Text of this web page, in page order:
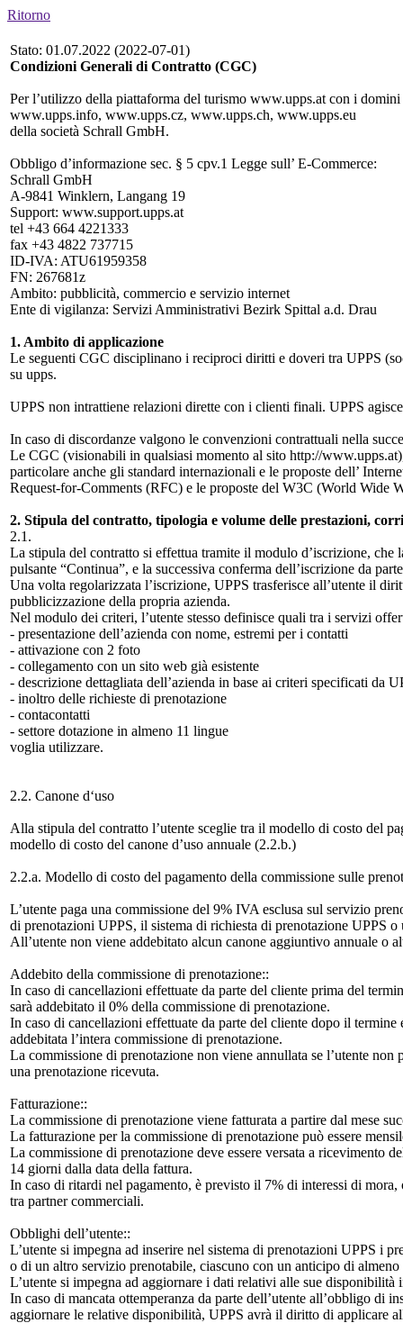
Ritorno
Stato: 01.07.2022 (2022-07-01)
Condizioni Generali di Contratto (CGC)
Per l’utilizzo della piattaforma del turismo www.upps.at con i
www.upps.info, www.upps.cz, www.upps.ch, www.upps.eu
della società Schrall GmbH.
Obbligo d’informazione sec. § 5 cpv.1 Legge sull’ E-Commerce:
Schrall GmbH
A-9841 Winklern, Langang 19
Support: www.support.upps.at
tel +43 664 4221333
fax +43 4822 737715
ID-IVA: ATU61959358
FN: 267681z
Ambito: pubblicità, commercio e servizio internet
Ente di vigilanza: Servizi Amministrativi Bezirk Spittal a.d. Drau
1. Ambito di applicazione
Le seguenti CGC disciplinano i reciproci diritti e doveri tra UPPS
su upps.
UPPS non intrattiene relazioni dirette con i clienti finali. UPPS
In caso di discordanze valgono le convenzioni contrattuali nella
Le CGC (visionabili in qualsiasi momento al sito http://
particolare anche gli standard internazionali e le proposte dell’
Request-for-Comments (RFC) e le proposte del W3C (World Wide
2. Stipula del contratto, tipologia e volume delle prestazioni,
2.1.
La stipula del contratto si effettua tramite il modulo d’iscrizione,
pulsante “Continua”, e la successiva conferma dell’iscrizione da
Una volta regolarizzata l’iscrizione, UPPS trasferisce all’utente il
pubblicizzazione della propria azienda.
Nel modulo dei criteri, l’utente stesso definisce quali tra i servizi
- presentazione dell’azienda con nome, estremi per i contatti
- attivazione con 2 foto
- collegamento con un sito web già esistente
- descrizione dettagliata dell’azienda in base ai criteri specificati da
- inoltro delle richieste di prenotazione
- contacontatti
- settore dotazione in almeno 11 lingue
voglia utilizzare.
2.2. Canone d‘uso
Alla stipula del contratto l’utente sceglie tra il modello di costo del
modello di costo del canone d’uso annuale (2.2.b.)
2.2.a. Modello di costo del pagamento della commissione sulle
L’utente paga una commissione del 9% IVA esclusa sul servizio
di prenotazioni UPPS, il sistema di richiesta di prenotazione UPPS o
All’utente non viene addebitato alcun canone aggiuntivo annuale o
Addebito della commissione di prenotazione::
In caso di cancellazioni effettuate da parte del cliente prima del
sarà addebitato il 0% della commissione di prenotazione.
In caso di cancellazioni effettuate da parte del cliente dopo il
addebitata l’intera commissione di prenotazione.
La commissione di prenotazione non viene annullata se l’utente
una prenotazione ricevuta.
Fatturazione::
La commissione di prenotazione viene fatturata a partire dal mese
La fatturazione per la commissione di prenotazione può essere
La commissione di prenotazione deve essere versata a ricevimento
14 giorni dalla data della fattura.
In caso di ritardi nel pagamento, è previsto il 7% di interessi di
tra partner commerciali.
Obblighi dell’utente::
L’utente si impegna ad inserire nel sistema di prenotazioni UPPS i
o di un altro servizio prenotabile, ciascuno con un anticipo di
L’utente si impegna ad aggiornare i dati relativi alle sue disponibilità
In caso di mancata ottemperanza da parte dell’utente all’obbligo di
aggiornare le relative disponibilità, UPPS avrà il diritto di applicare